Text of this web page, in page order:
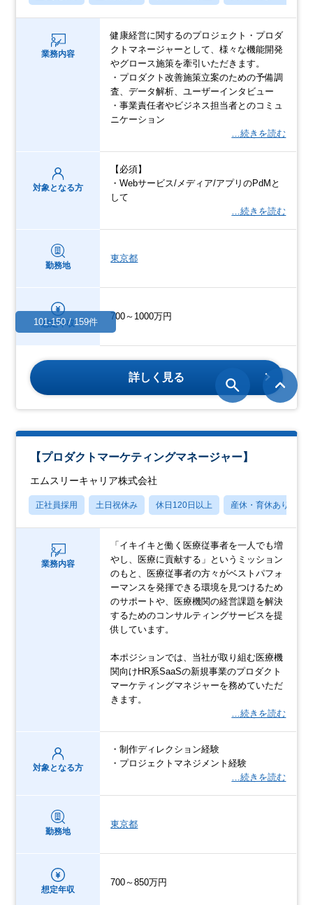
業務内容
健康経営に関するのプロジェクト・プロダ
クトマネージャーとして、様々な機能開発
やグロース施策を牽引いただきます。
・プロダクト改善施策立案のための予備調
査、データ解析、ユーザーインタビュー
・事業責任者やビジネス担当者とのコミュ
ニケーション
…続きを読む
対象となる方
【必須】
・Webサービス/メディア/アプリのPdMと
して
…続きを読む
勤務地
東京都
想定年収
700～1000万円
詳しく見る
【プロダクトマーケティングマネージャー】
エムスリーキャリア株式会社
正社員採用 土日祝休み 休日120日以上 産休・育休あり
業務内容
「イキイキと働く医療従事者を一人でも増
やし、医療に貢献する」というミッション
のもと、医療従事者の方々がベストパフォ
ーマンスを発揮できる環境を見つけるため
のサポートや、医療機関の経営課題を解決
するためのコンサルティングサービスを提
供しています。
本ポジションでは、当社が取り組む医療機
関向けHR系SaaSの新規事業のプロダクト
マーケティングマネジャーを務めていただ
きます。
…続きを読む
対象となる方
・制作ディレクション経験
・プロジェクトマネジメント経験
…続きを読む
勤務地
東京都
想定年収
700～850万円
101-150 / 159件